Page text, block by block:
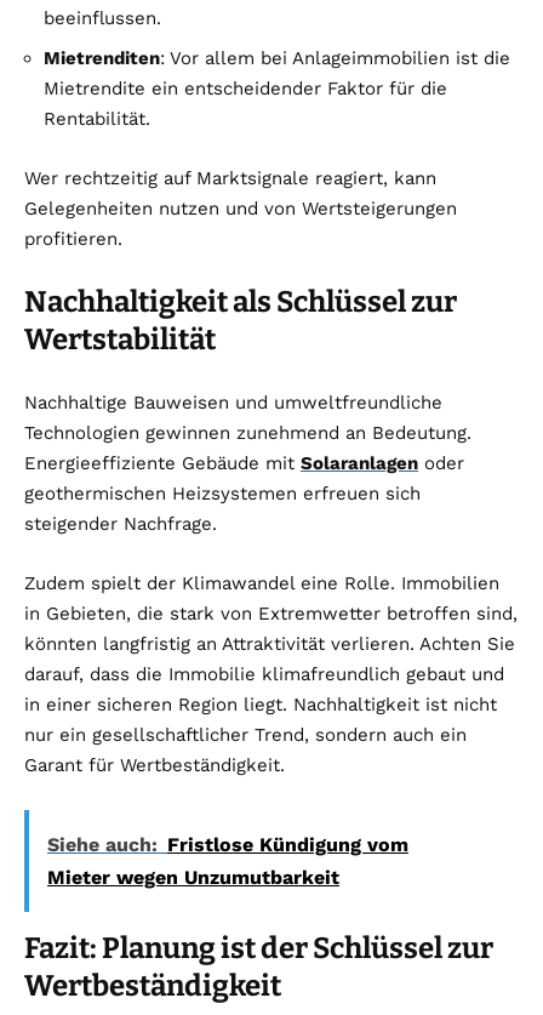
beeinflussen.
Mietrenditen: Vor allem bei Anlageimmobilien ist die
Mietrendite ein entscheidender Faktor für die
Rentabilität.
Wer rechtzeitig auf Marktsignale reagiert, kann
Gelegenheiten nutzen und von Wertsteigerungen
profitieren.
Nachhaltigkeit als Schlüssel zur
Wertstabilität
Nachhaltige Bauweisen und umweltfreundliche
Technologien gewinnen zunehmend an Bedeutung.
Energieeffiziente Gebäude mit Solaranlagen oder
geothermischen Heizsystemen erfreuen sich
steigender Nachfrage.
Zudem spielt der Klimawandel eine Rolle. Immobilien
in Gebieten, die stark von Extremwetter betroffen sind,
könnten langfristig an Attraktivität verlieren. Achten Sie
darauf, dass die Immobilie klimafreundlich gebaut und
in einer sicheren Region liegt. Nachhaltigkeit ist nicht
nur ein gesellschaftlicher Trend, sondern auch ein
Garant für Wertbeständigkeit.
Siehe auch: Fristlose Kündigung vom
Mieter wegen Unzumutbarkeit
Fazit: Planung ist der Schlüssel zur
Wertbeständigkeit